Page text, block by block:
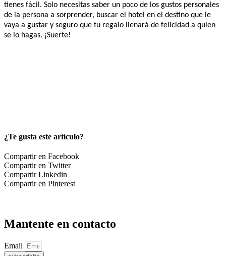
tienes fácil. Solo necesitas saber un poco de los gustos personales
de la persona a sorprender, buscar el hotel en el destino que le
vaya a gustar y seguro que tu regalo llenará de felicidad a quien
se lo hagas. ¡Suerte!
¿Te gusta este artículo?
Compartir en Facebook
Compartir en Twitter
Compartir Linkedin
Compartir en Pinterest
Mantente en contacto
Email